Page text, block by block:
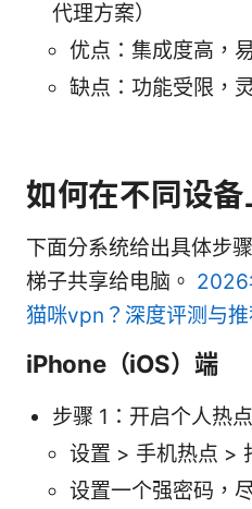
代理方案）
优点：集成度高，
缺点：功能受限，
如何在不同设
下面分系统给出具体步
梯子共享给电脑。 2026
猫咪vpn？深度评测与推
iPhone（iOS）端
步骤 1：开启个人热点
设置 > 手机热点 >
设置一个强密码，